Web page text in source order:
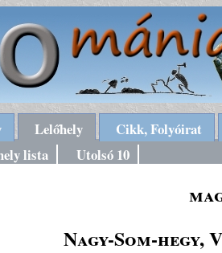
Lelőhely
Cikk, Folyóirat
lista Utolsó 10
Nagy-Som-hegy,